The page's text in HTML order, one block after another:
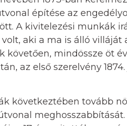
építése az
A kivitelezési munkák
aki a ma is álló
mindössze öt
az első szerelvény
következtében tovább